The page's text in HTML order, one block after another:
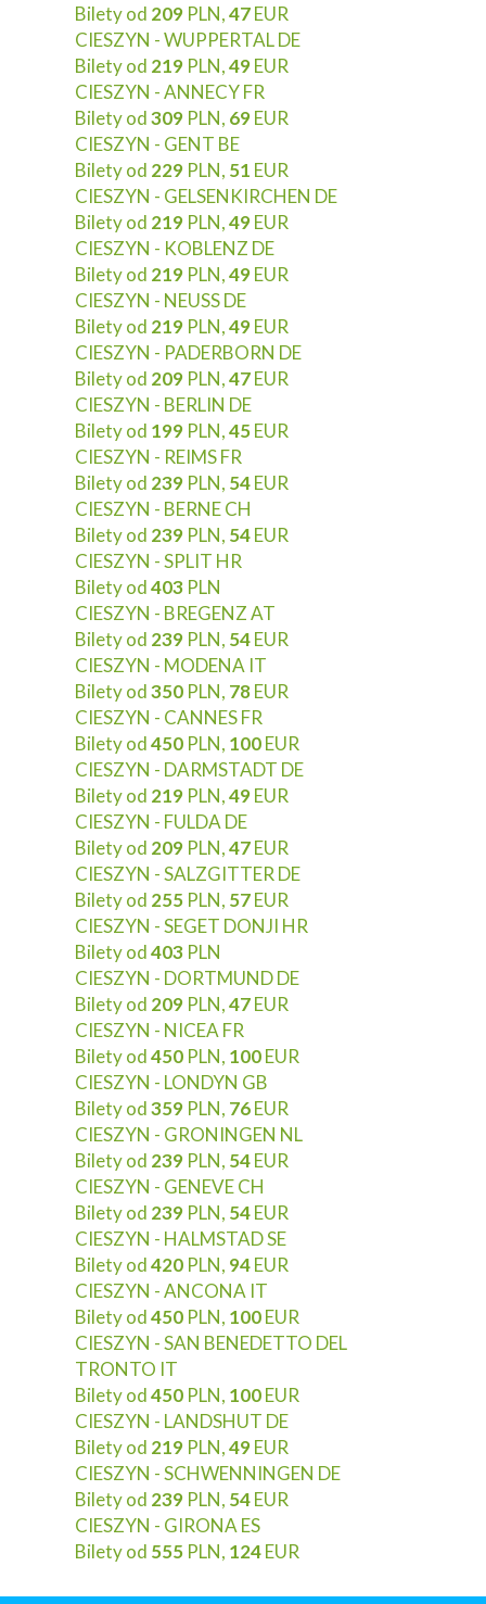
Bilety od 209 PLN,47EUR
CIESZYN - WUPPERTAL DE
Bilety od 219 PLN,49EUR
CIESZYN - ANNECY FR
Bilety od309 PLN, 69EUR
CIESZYN - GENT BE
Bilety od 229 PLN, 51 EUR
CIESZYN - GELSENKIRCHEN DE
Bilety od 219 PLN,49EUR
CIESZYN - KOBLENZ DE
Bilety od 219 PLN,49EUR
CIESZYN - NEUSS DE
Bilety od 219 PLN,49EUR
CIESZYN - PADERBORN DE
Bilety od 209 PLN,47EUR
CIESZYN - BERLIN DE
Bilety od 199 PLN,45EUR
CIESZYN - REIMS FR
Bilety od 239 PLN, 54EUR
CIESZYN - BERNE CH
Bilety od 239 PLN, 54EUR
CIESZYN - SPLIT HR
Bilety od403 PLN
CIESZYN - BREGENZ AT
Bilety od 239 PLN, 54EUR
CIESZYN - MODENA IT
Bilety od350 PLN, 78EUR
CIESZYN - CANNES FR
Bilety od450 PLN, 100EUR
CIESZYN - DARMSTADT DE
Bilety od 219 PLN,49EUR
CIESZYN - FULDA DE
Bilety od 209 PLN,47EUR
CIESZYN - SALZGITTER DE
Bilety od 255 PLN, 57EUR
CIESZYN - SEGET DONJI HR
Bilety od403 PLN
CIESZYN - DORTMUND DE
Bilety od 209 PLN,47EUR
CIESZYN - NICEA FR
Bilety od450 PLN, 100EUR
CIESZYN - LONDYN GB
Bilety od359 PLN, 76EUR
CIESZYN - GRONINGEN NL
Bilety od 239 PLN, 54EUR
CIESZYN - GENEVE CH
Bilety od 239 PLN, 54EUR
CIESZYN - HALMSTAD SE
Bilety od420 PLN, 94EUR
CIESZYN - ANCONA IT
Bilety od450 PLN, 100EUR
CIESZYN - SAN BENEDETTO DEL
TRONTO IT
Bilety od450 PLN, 100EUR
CIESZYN - LANDSHUT DE
Bilety od 219 PLN,49EUR
CIESZYN - SCHWENNINGEN DE
Bilety od 239 PLN, 54EUR
CIESZYN - GIRONA ES
Bilety od 555 PLN, 124EUR